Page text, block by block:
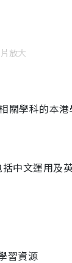
放大
關學科的本港
中文運用及
習資源